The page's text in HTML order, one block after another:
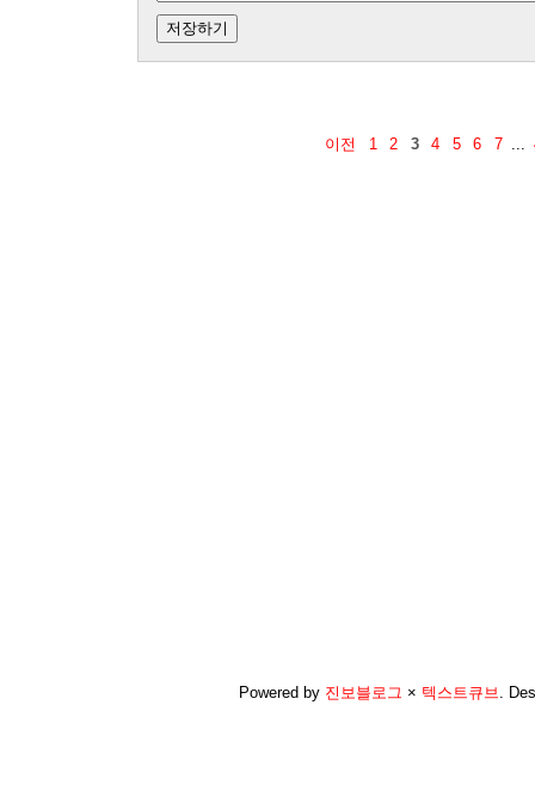
이전 1 2 3 4 5 6 7
Powered by 진보블로그 × 텍스트큐브